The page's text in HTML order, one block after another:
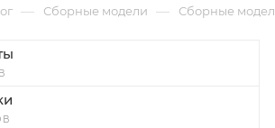
— Сборные модели — Сборные